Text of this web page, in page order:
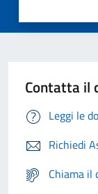
Contatta il
Leggi le
Richiedi
Chiama il